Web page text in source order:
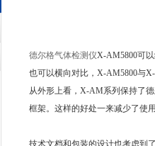
德尔格气体检测仪X-AM5800可
也可以横向对比，X-AM5800与
从外形上看，X-AM系列保持了
框架。这样的好处一来减少了使
技术文档和包装的设计也考虑到